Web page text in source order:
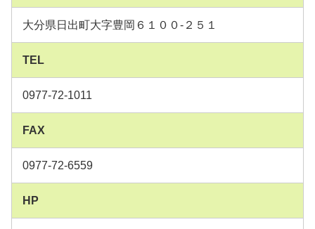
大分県日出町大字豊岡６１００-２５１
TEL
0977-72-1011
FAX
0977-72-6559
HP